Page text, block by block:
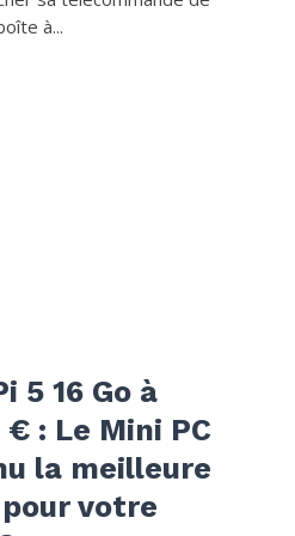
à...
5 16 Go à
: Le Mini PC
la meilleure
votre